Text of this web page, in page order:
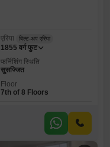
एरिया बिल्ट-अप एरिया
1855 वर्ग फुट
फर्निशिंग स्थिति
सुसज्जित
Floor
7th of 8 Floors